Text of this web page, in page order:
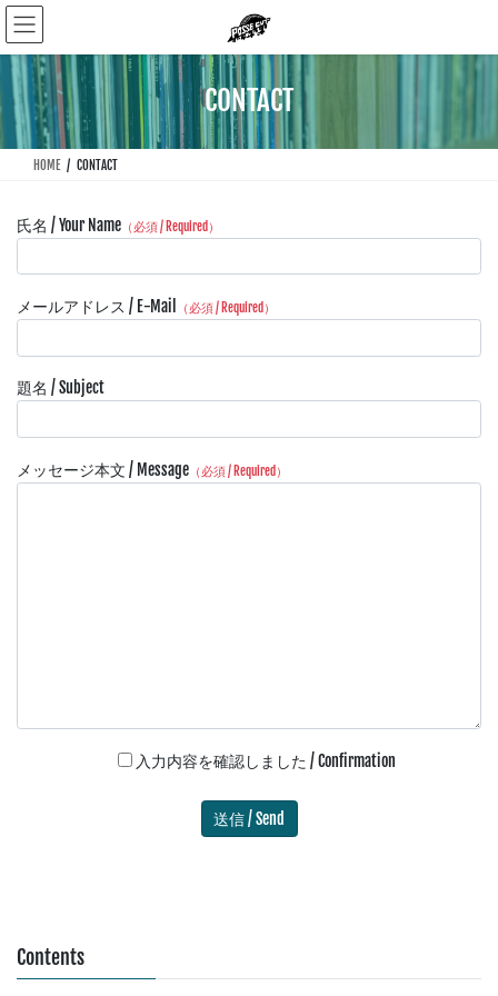
コ
ン
テ
ン
ツ
移
ナ
ビ
ゲ
ー
シ
ン
CONTACT
HOME CONTACT
氏名 / Your Name （必須 / Required）
メールアドレス / E-Mail （必須 / Required）
題名 / Subject
メッセージ本文 / Message （必須 / Required）
入力内容を確認しました / Confirmation
Contents